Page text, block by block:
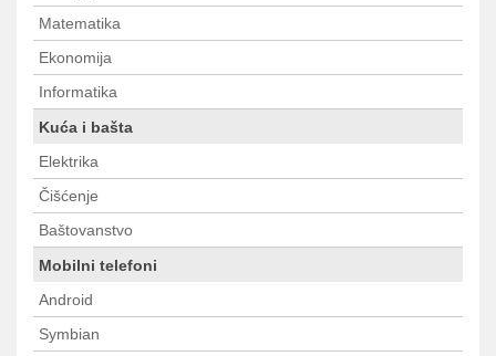
Matematika
Ekonomija
Informatika
Kuća i bašta
Elektrika
Čišćenje
Baštovanstvo
Mobilni telefoni
Android
Symbian